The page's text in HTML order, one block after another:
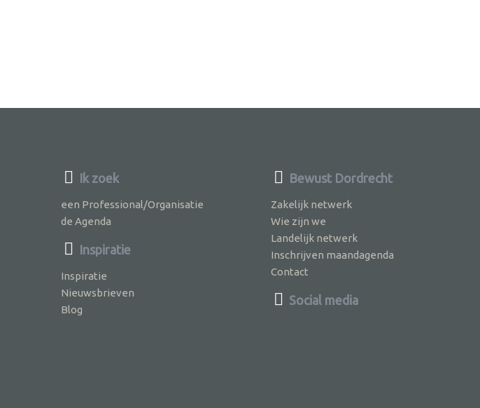
Ik zoek
een Professional/Organisatie
de Agenda
Inspiratie
Inspiratie
Nieuwsbrieven
Blog
Bewust Dordrecht
Zakelijk netwerk
Wie zijn we
Landelijk netwerk
Inschrijven maandagenda
Contact
Social media